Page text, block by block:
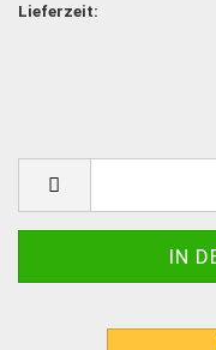
Lieferzeit: